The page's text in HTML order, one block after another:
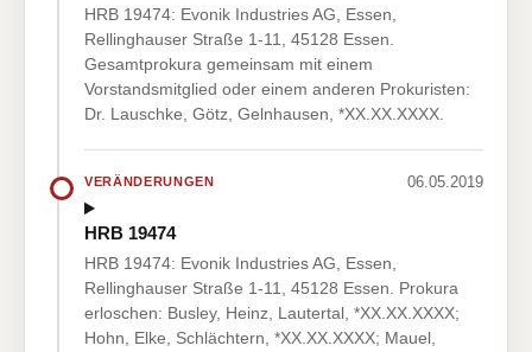
HRB 19474: Evonik Industries AG, Essen,
Rellinghauser Straße 1-11, 45128 Essen.
Gesamtprokura gemeinsam mit einem
Vorstandsmitglied oder einem anderen Prokuristen:
Dr. Lauschke, Götz, Gelnhausen, *XX.XX.XXXX.
VERÄNDERUNGEN 06.05.2019
HRB 19474
HRB 19474: Evonik Industries AG, Essen,
Rellinghauser Straße 1-11, 45128 Essen. Prokura
erloschen: Busley, Heinz, Lautertal, *XX.XX.XXXX;
Hohn, Elke, Schlächtern, *XX.XX.XXXX; Mauel,